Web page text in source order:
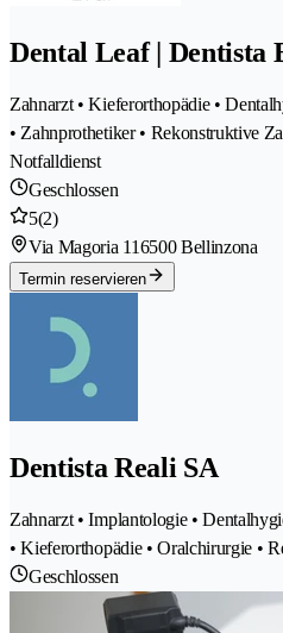
Dental Leaf | Dentista
Zahnarzt • Kieferorthopädie •
• Zahnprothetiker • Rekonstruktive
Notfalldienst
Geschlossen
5(2)
Via Magoria 116500 Bellinzona
Termin reservieren
Dentista Reali SA
Zahnarzt • Implantologie •
• Kieferorthopädie • Oralchirurgie •
Geschlossen